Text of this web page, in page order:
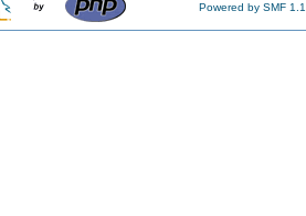
Powered by SMF